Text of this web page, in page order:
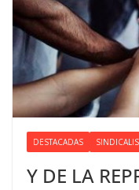
DESTACADAS
Y DE LA